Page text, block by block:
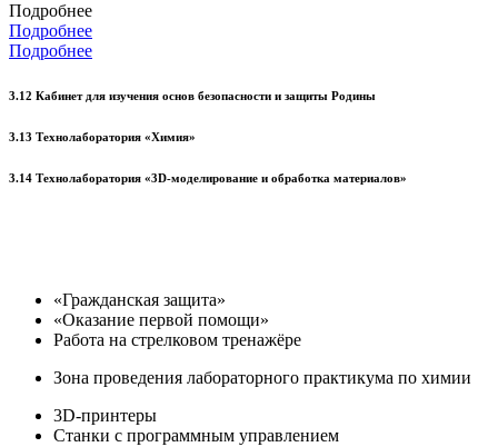
Подробнее
Подробнее
Подробнее
3.12 Кабинет для изучения основ безопасности и защиты Родины
3.13 Технолаборатория «Химия»
3.14 Технолаборатория «3D-моделирование и обработка материалов»
«Гражданская защита»
«Оказание первой помощи»
Работа на стрелковом тренажёре
Зона проведения лабораторного практикума по химии
3D-принтеры
Станки с программным управлением